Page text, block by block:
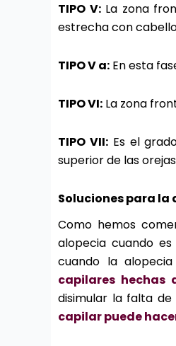
TIPO V:La zona
estrecha con
TIPO V a: En esta
TIPO VI: La zona
TIPO VII:Es el
superior de las
Soluciones para
Como hemos
alopecia cuando
cuando la
capilares hechas
disimular la falta
capilar puede